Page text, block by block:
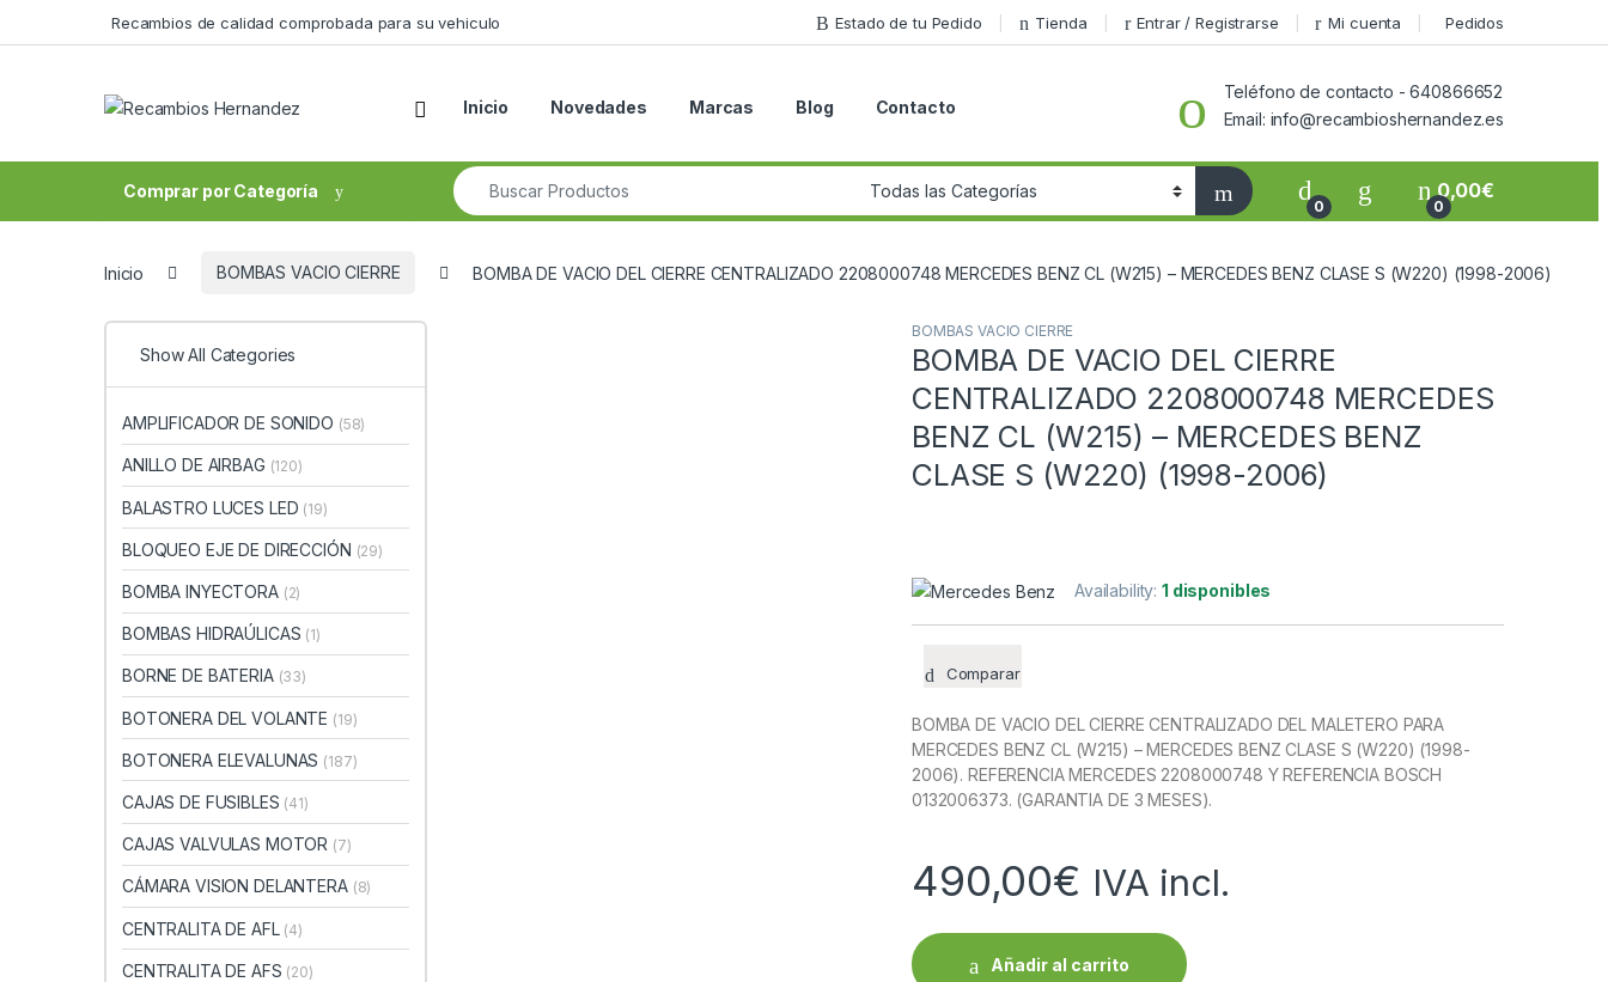
Recambios de calidad comprobada para su vehiculo Estado de tu Pedido Tienda Entrar / Registrarse Mi cuenta Pedidos
Open Inicio Novedades Marcas Blog Contacto
Teléfono de contacto - 640866652
Email: info@recambioshernandez.es
Comprar por Categoría
Search for:
0 0
0,00€
Inicio BOMBAS VACIO CIERRE BOMBA DE VACIO DEL CIERRE CENTRALIZADO 2208000748 MERCEDES BENZ CL (W215) – MERCEDES BENZ CLASE S (W220) (1998-2006)
BOMBAS VACIO CIERRE
BOMBA DE VACIO DEL CIERRE
CENTRALIZADO 2208000748 MERCEDES
BENZ CL (W215) – MERCEDES BENZ
CLASE S (W220) (1998-2006)
Availability:1 disponibles
Comparar
BOMBA DE VACIO DEL CIERRE CENTRALIZADO DEL MALETERO PARA
MERCEDES BENZ CL (W215) – MERCEDES BENZ CLASE S (W220) (1998-
2006). REFERENCIA MERCEDES 2208000748 Y REFERENCIA BOSCH
0132006373. (GARANTIA DE 3 MESES).
490,00€ IVA incl.
Añadir al carrito
Show All Categories
AMPLIFICADOR DE SONIDO (58)
ANILLO DE AIRBAG (120)
BALASTRO LUCES LED (19)
BLOQUEO EJE DE DIRECCIÓN (29)
BOMBA INYECTORA (2)
BOMBAS HIDRAÚLICAS (1)
BORNE DE BATERIA (33)
BOTONERA DEL VOLANTE (19)
BOTONERA ELEVALUNAS (187)
CAJAS DE FUSIBLES (41)
CAJAS VALVULAS MOTOR (7)
CÁMARA VISION DELANTERA (8)
CENTRALITA DE AFL (4)
CENTRALITA DE AFS (20)